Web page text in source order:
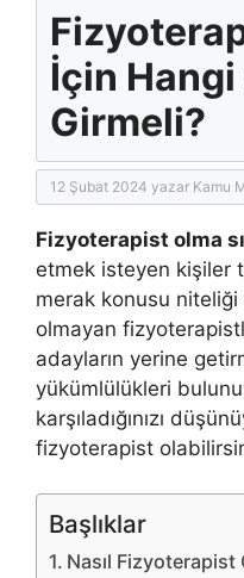
İçin Hangi
Girmeli?
12 Şubat 2024 yazar Kamu
Fizyoterapist olma
etmek isteyen kişiler
merak konusu niteliği
olmayan
adayların yerine
yükümlülükleri
karşıladığınızı
fizyoterapist
Başlıklar
Nasıl Fizyoterapist